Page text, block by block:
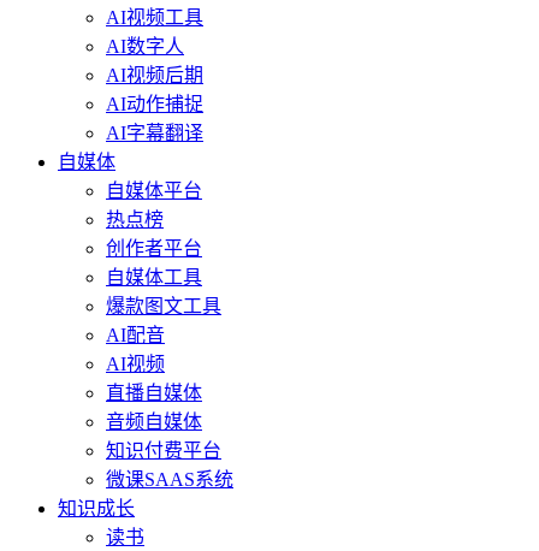
AI视频工具
AI数字人
AI视频后期
AI动作捕捉
AI字幕翻译
自媒体
自媒体平台
热点榜
创作者平台
自媒体工具
爆款图文工具
AI配音
AI视频
直播自媒体
音频自媒体
知识付费平台
微课SAAS系统
知识成长
读书